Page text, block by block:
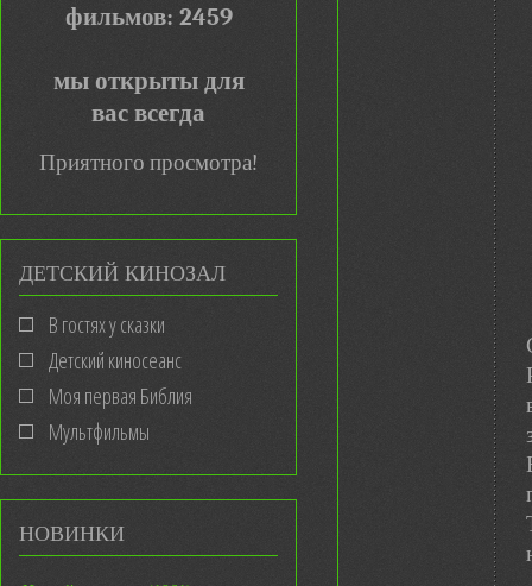
фильмов: 2459
мы открыты для
вас всегда
Приятного просмотра!
ДЕТСКИЙ КИНОЗАЛ
В гостях у сказки
Детский киносеанс
Моя первая Библия
Мультфильмы
НОВИНКИ